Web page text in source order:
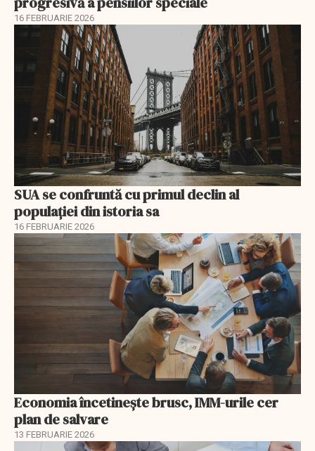
16 FEBRUARIE 2026
SUA se confruntă cu primul declin al
populației din istoria sa
16 FEBRUARIE 2026
Economia încetinește brusc, IMM-urile cer
plan de salvare
13 FEBRUARIE 2026